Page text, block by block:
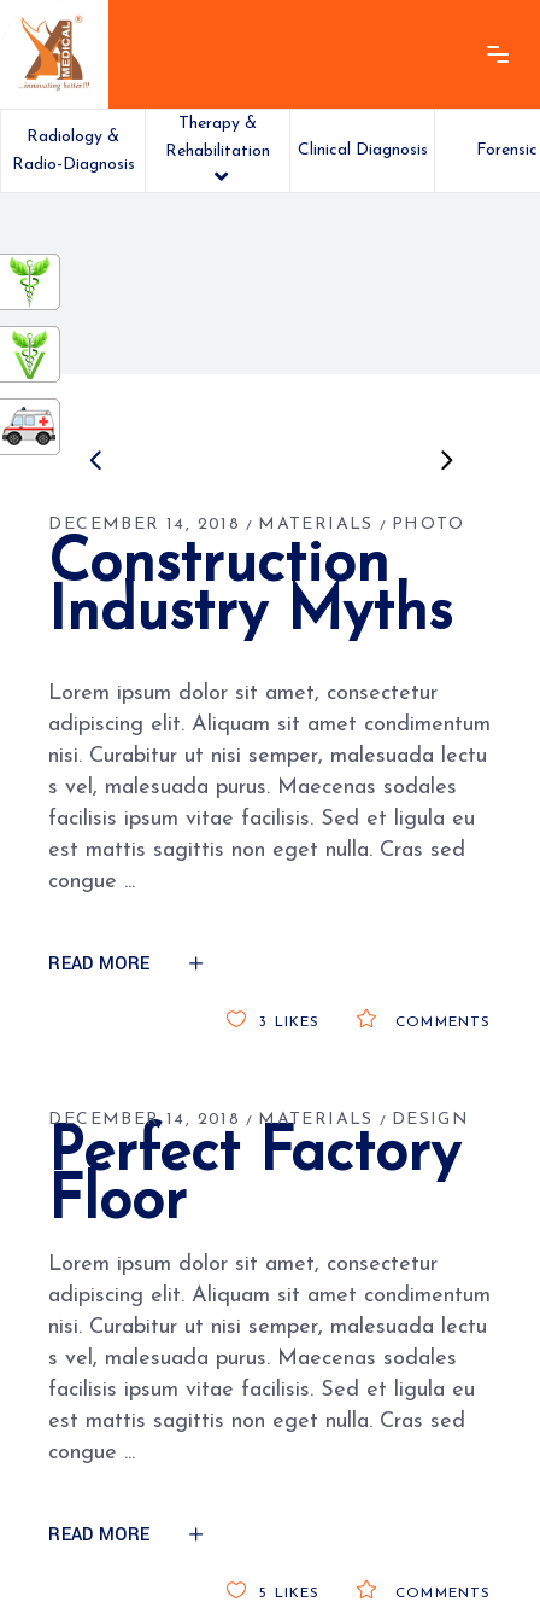
Radiology &
Radio-Diagnosis
Therapy &
Rehabilitation
Clinical Diagnosis Forensic
DECEMBER 14, 2018 MATERIALS PHOTO
Construction
Industry Myths
Lorem ipsum dolor sit amet, consectetur
adipiscing elit. Aliquam sit amet condimentum
nisi. Curabitur ut nisi semper, malesuada lectu
s vel, malesuada purus. Maecenas sodales
facilisis ipsum vitae facilisis. Sed et ligula eu
est mattis sagittis non eget nulla. Cras sed
congue
READ MORE
COMMENTS
3 LIKES
DECEMBER 14, 2018 MATERIALS DESIGN
Perfect Factory
Floor
Lorem ipsum dolor sit amet, consectetur
adipiscing elit. Aliquam sit amet condimentum
nisi. Curabitur ut nisi semper, malesuada lectu
s vel, malesuada purus. Maecenas sodales
facilisis ipsum vitae facilisis. Sed et ligula eu
est mattis sagittis non eget nulla. Cras sed
congue
READ MORE
COMMENTS
5 LIKES